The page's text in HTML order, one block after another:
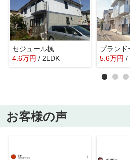
セジュール楓
4.6万円 / 2LDK
プラン
5.6万円 /
お客様の声